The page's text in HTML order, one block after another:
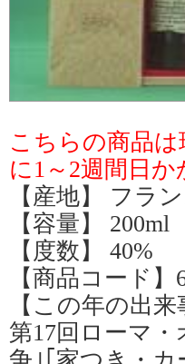
こちらの商品
に1～2週間日か
【産地】 フラ
【容量】 200ml
【度数】 40%
【商品コード】
【この年の出
第17回ローマ